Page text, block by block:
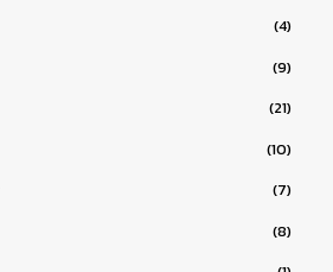
(4)
(9)
(21)
(10)
(7)
(8)